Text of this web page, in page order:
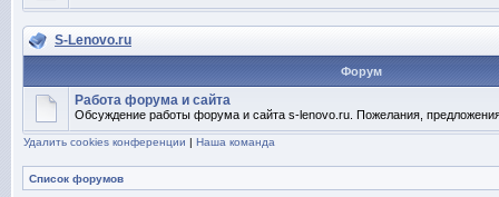
S-Lenovo.ru
Форум
Работа форума и сайта
Обсуждение работы форума и сайта s-lenovo.ru. Пожелания,
Удалить cookies конференции | Наша команда
Список форумов